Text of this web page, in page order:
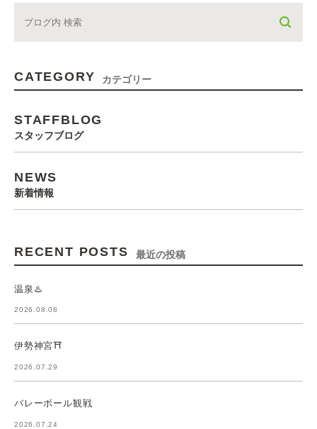
CATEGORY カテゴリー
STAFFBLOG
スタッフブログ
NEWS
新着情報
RECENT POSTS 最近の投稿
温泉♨️
2026.08.08
伊勢神宮⛩️
2026.07.29
バレーボール観戦
2026.07.24